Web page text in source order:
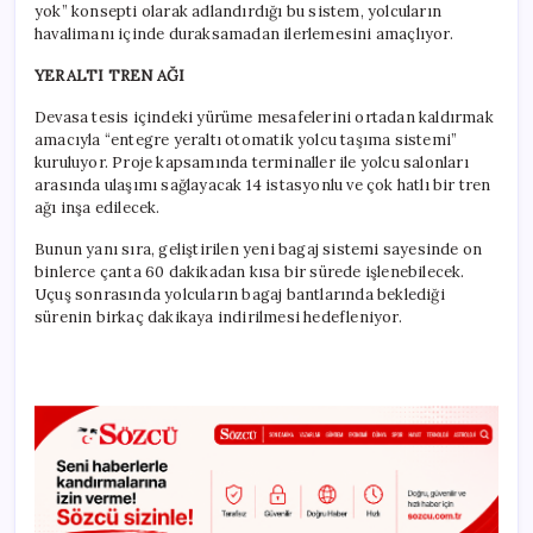
yok” konsepti olarak adlandırdığı bu sistem, yolcuların
havalimanı içinde duraksamadan ilerlemesini amaçlıyor.
YERALTI TREN AĞI
Devasa tesis içindeki yürüme mesafelerini ortadan kaldırmak
amacıyla “entegre yeraltı otomatik yolcu taşıma sistemi”
kuruluyor. Proje kapsamında terminaller ile yolcu salonları
arasında ulaşımı sağlayacak 14 istasyonlu ve çok hatlı bir tren
ağı inşa edilecek.
Bunun yanı sıra, geliştirilen yeni bagaj sistemi sayesinde on
binlerce çanta 60 dakikadan kısa bir sürede işlenebilecek.
Uçuş sonrasında yolcuların bagaj bantlarında beklediği
sürenin birkaç dakikaya indirilmesi hedefleniyor.